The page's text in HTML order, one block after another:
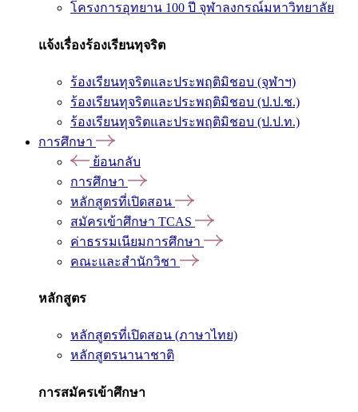
โครงการอุทยาน 100 ปี จุฬาลงกรณ์มหาวิทยาลัย
แจ้งเรื่องร้องเรียนทุจริต
ร้องเรียนทุจริตและประพฤติมิชอบ (จุฬาฯ)
ร้องเรียนทุจริตและประพฤติมิชอบ (ป.ป.ช.)
ร้องเรียนทุจริตและประพฤติมิชอบ (ป.ป.ท.)
การศึกษา
ย้อนกลับ
การศึกษา
หลักสูตรที่เปิดสอน
สมัครเข้าศึกษา TCAS
ค่าธรรมเนียมการศึกษา
คณะและสำนักวิชา
หลักสูตร
หลักสูตรที่เปิดสอน (ภาษาไทย)
หลักสูตรนานาชาติ
การสมัครเข้าศึกษา